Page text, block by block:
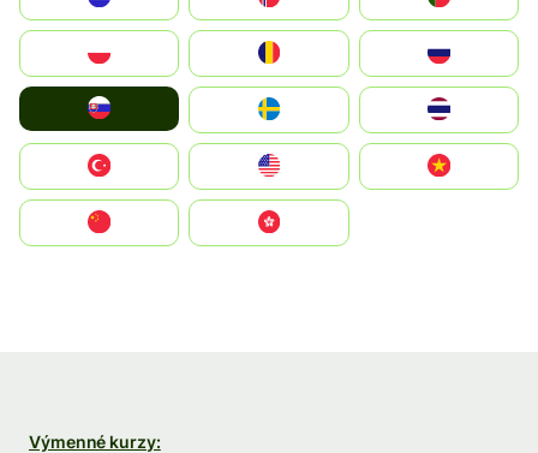
United States
中國香港特別行政區
Výmenné kurzy: